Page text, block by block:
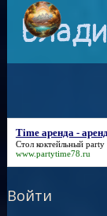
Time аренда -
Стол коктейльный party
www.partytime78.ru
Войти